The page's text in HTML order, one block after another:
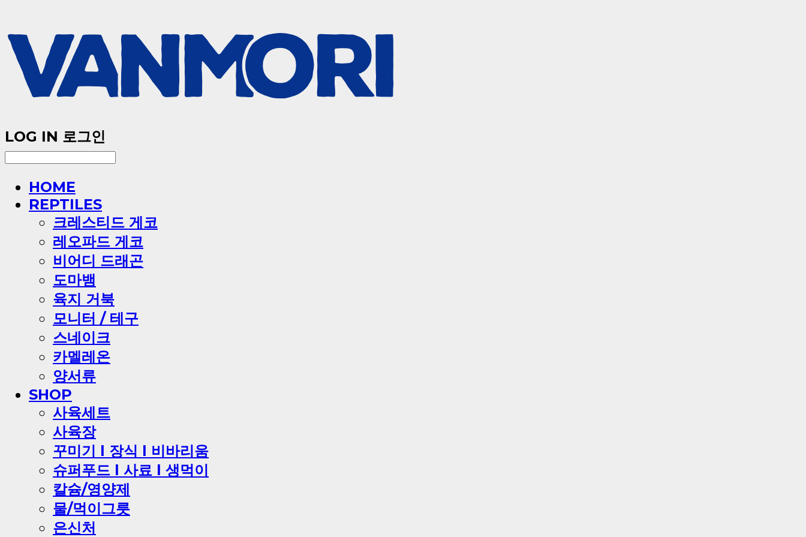
LOG IN 로그인
HOME
REPTILES
크레스티드 게코
레오파드 게코
비어디 드래곤
도마뱀
육지 거북
모니터 / 테구
스네이크
카멜레온
양서류
SHOP
사육세트
사육장
꾸미기 l 장식 l 비바리움
슈퍼푸드 l 사료 l 생먹이
칼슘/영양제
물/먹이그릇
은신처